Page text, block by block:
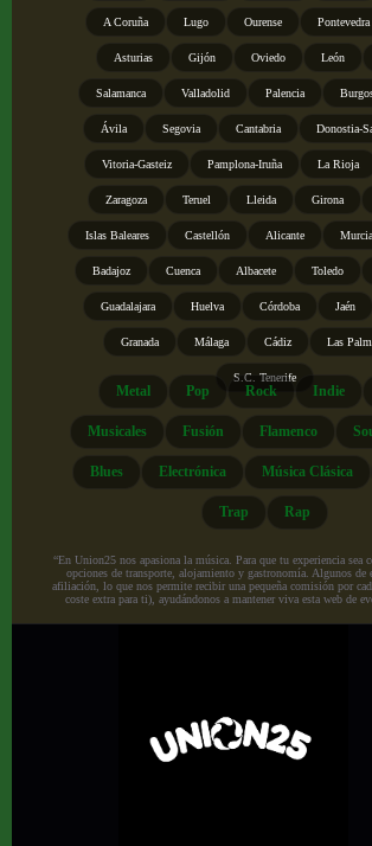
A Coruña Lugo Ourense Pontevedra
Asturias Gijón Oviedo León
Salamanca Valladolid Palencia
Ávila Segovia Cantabria Donostia-
Vitoria-Gasteiz Pamplona-Iruña La Rioja
Zaragoza Teruel Lleida Girona
Islas Baleares Castellón Alicante
Badajoz Cuenca Albacete Toledo
Guadalajara Huelva Córdoba Jaén
Granada Málaga Cádiz Las
S.C. Tenerife
Metal Pop Rock Indie
Musicales Fusión Flamenco
Blues Electrónica Música Clásica
Trap Rap
“En Union25 nos apasiona la música. Para que tu experiencia sea
opciones de transporte, alojamiento y gastronomía. Algunos de
afiliación, lo que nos permite recibir una pequeña comisión por
coste extra para ti), ayudándonos a mantener viva esta web de